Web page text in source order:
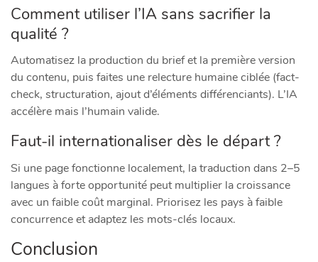
Comment utiliser l’IA sans sacrifier la
qualité ?
Automatisez la production du brief et la première version
du contenu, puis faites une relecture humaine ciblée (fact-
check, structuration, ajout d’éléments différenciants). L’IA
accélère mais l’humain valide.
Faut-il internationaliser dès le départ ?
Si une page fonctionne localement, la traduction dans 2–5
langues à forte opportunité peut multiplier la croissance
avec un faible coût marginal. Priorisez les pays à faible
concurrence et adaptez les mots-clés locaux.
Conclusion